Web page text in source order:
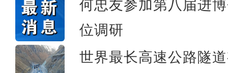
何忠友参加第八届进
位调研
世界最长高速公路隧